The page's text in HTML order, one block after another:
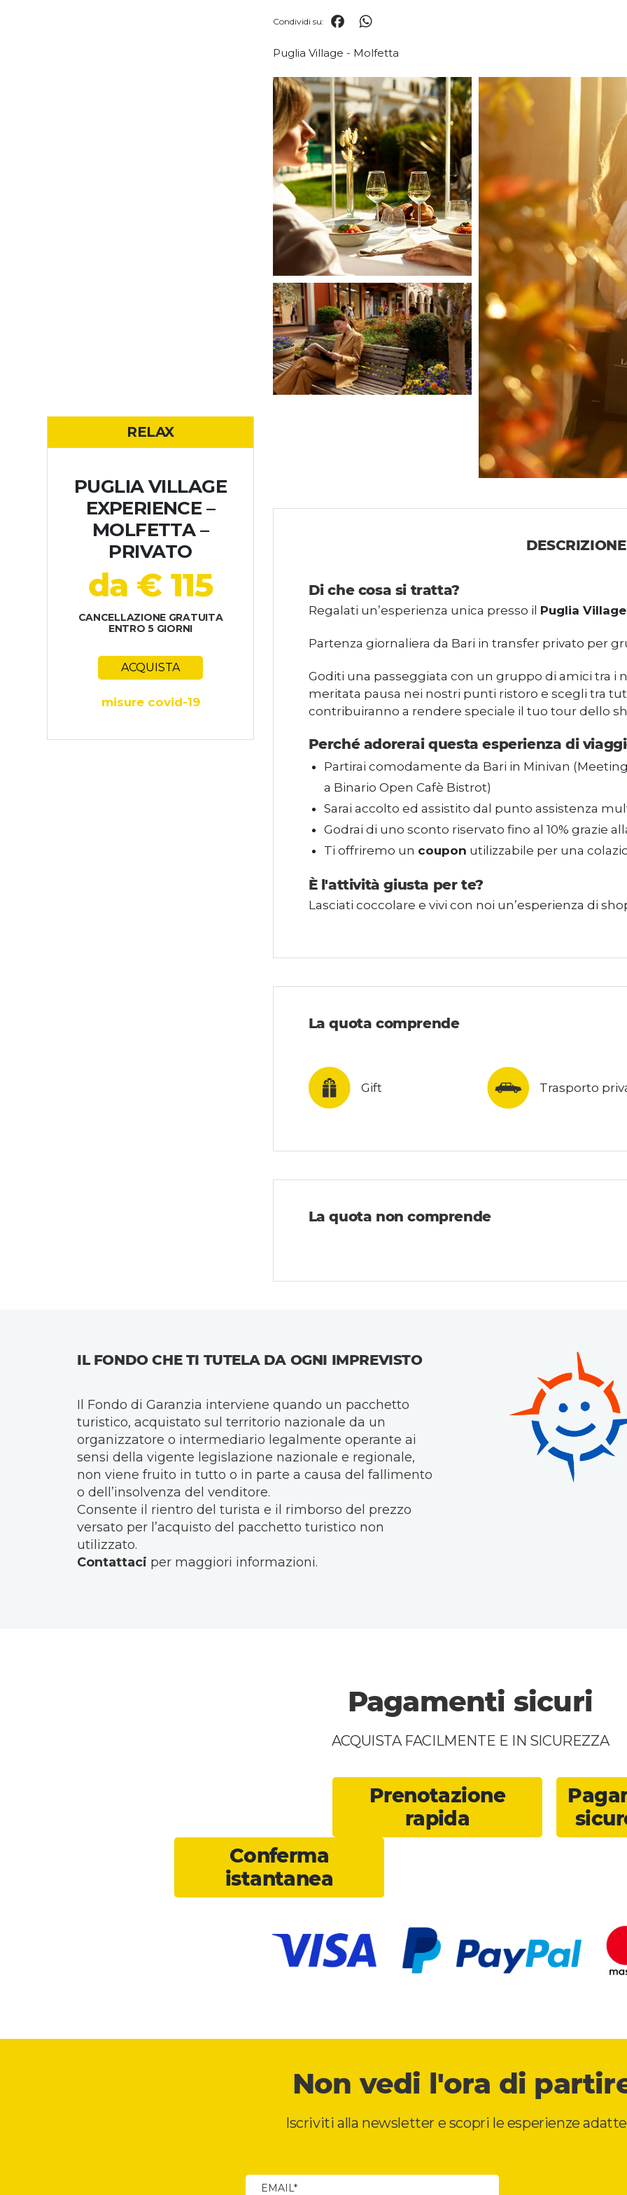
RELAX
PUGLIA VILLAGE
EXPERIENCE –
MOLFETTA –
PRIVATO
da € 115
CANCELLAZIONE GRATUITA
ENTRO 5 GIORNI
ACQUISTA
misure covid-19
Condividi su: Facebook
Puglia Village - Molfetta
DESCRIZIONE
Di che cosa si tratta?
Regalati un’esperienza unica presso il Puglia
Partenza giornaliera da Bari in transfer privato per
Goditi una passeggiata con un gruppo di amici tra i
meritata pausa nei nostri punti ristoro e scegli tra
contribuiranno a rendere speciale il tuo tour dello
Perché adorerai questa esperienza di
Partirai comodamente da Bari in Minivan
a Binario Open Cafè Bistrot)
Sarai accolto ed assistito dal punto assistenza
Godrai di uno sconto riservato fino al 10% grazie
Ti offriremo un coupon utilizzabile per una
È l'attività giusta per te?
Lasciati coccolare e vivi con noi un’esperienza di
La quota comprende
Gift Trasporto
La quota non comprende
IL FONDO CHE TI TUTELA DA OGNI IMPREVISTO
Il Fondo di Garanzia interviene quando un pacchetto
turistico, acquistato sul territorio nazionale da un
organizzatore o intermediario legalmente operante ai
sensi della vigente legislazione nazionale e regionale,
non viene fruito in tutto o in parte a causa del fallimento
o dell’insolvenza del venditore.
Consente il rientro del turista e il rimborso del prezzo
versato per l’acquisto del pacchetto turistico non
utilizzato.
Contattaci per maggiori informazioni.
Pagamenti sicuri
ACQUISTA FACILMENTE E IN SICUREZZA
Prenotazione
rapida
Conferma
istantanea
Non vedi l'ora di
Iscriviti alla newsletter e scopri le esperienze